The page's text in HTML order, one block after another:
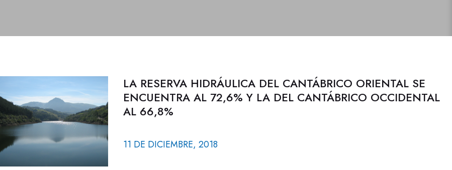
LA RESERVA HIDRÁULICA DEL CANTÁBRICO ORIENTAL SE
ENCUENTRA AL 72,6% Y LA DEL CANTÁBRICO OCCIDENTAL
AL 66,8%
11 DE DICIEMBRE, 2018